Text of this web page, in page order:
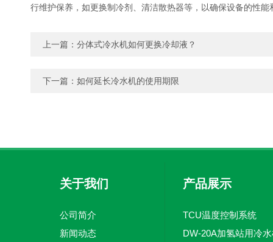
行维护保养，如更换制冷剂、清洁散热器等，以确保设备的性能
上一篇： 分体式冷水机如何更换冷却液？
下一篇： 如何延长冷水机的使用期限
关于我们
公司简介
新闻动态
产品展示
TCU温度控制系统
DW-20A加氢站用冷